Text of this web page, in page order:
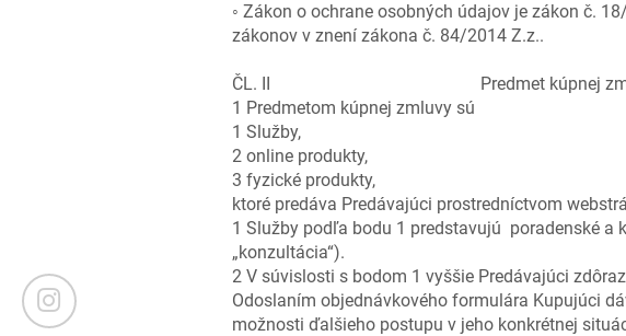
◦ Zákon o ochrane osobných údajov je zákon č.
zákonov v znení zákona č. 84/2014 Z.z..
ČL. II Predmet kúpnej
1 Predmetom kúpnej zmluvy sú
1 Služby,
2 online produkty,
3 fyzické produkty,
ktoré predáva Predávajúci prostredníctvom
1 Služby podľa bodu 1 predstavujú poradenské a
„konzultácia“).
2 V súvislosti s bodom 1 vyššie Predávajúci
Odoslaním objednávkového formulára Kupujúci
možnosti ďalšieho postupu v jeho konkrétnej